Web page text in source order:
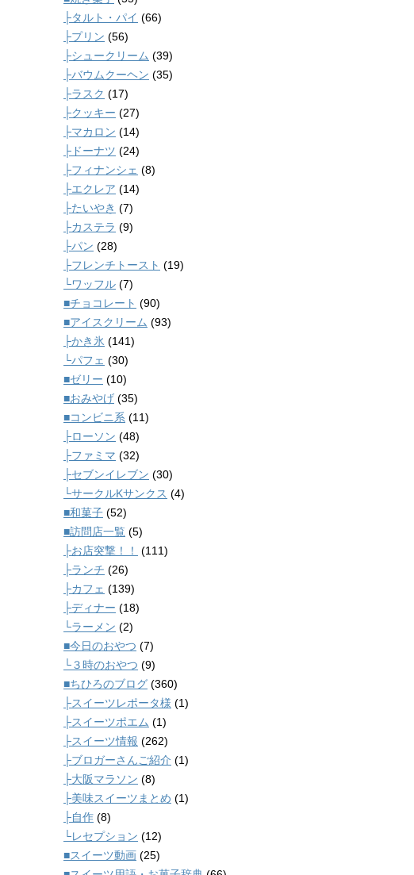
├タルト・パイ (66)
├プリン (56)
├シュークリーム (39)
├バウムクーヘン (35)
├ラスク (17)
├クッキー (27)
├マカロン (14)
├ドーナツ (24)
├フィナンシェ (8)
├エクレア (14)
├たいやき (7)
├カステラ (9)
├パン (28)
├フレンチトースト (19)
└ワッフル (7)
■チョコレート (90)
■アイスクリーム (93)
├かき氷 (141)
└パフェ (30)
■ゼリー (10)
■おみやげ (35)
■コンビニ系 (11)
├ローソン (48)
├ファミマ (32)
├セブンイレブン (30)
└サークルKサンクス (4)
■和菓子 (52)
■訪問店一覧 (5)
├お店突撃！！
(111)
├ランチ (26)
├カフェ (139)
├ディナー (18)
└ラーメン (2)
■今日のおやつ (7)
└３時のおやつ (9)
■ちひろのブログ (360)
├スイーツレポータ様 (1)
├スイーツポエム (1)
├スイーツ情報 (262)
├ブロガーさんご紹介 (1)
├大阪マラソン (8)
├美味スイーツまとめ (1)
├自作 (8)
└レセプション (12)
■スイーツ動画 (25)